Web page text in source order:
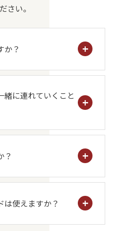
さい。
か？
緒に連れていくこと
？
は使えますか？